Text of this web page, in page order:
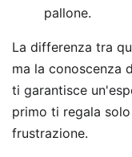
pallone.
La differenza tra
ma la conoscenza
ti garantisce
primo ti regala
frustrazione.